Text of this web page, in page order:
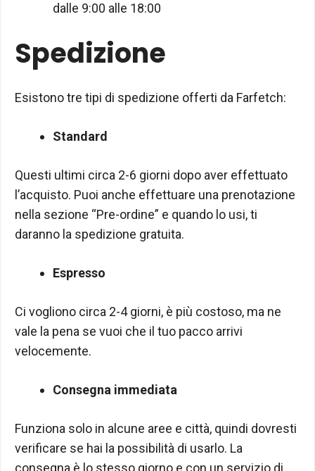
dalle 9:00 alle 18:00
Spedizione
Esistono tre tipi di spedizione offerti da Farfetch:
Standard
Questi ultimi circa 2-6 giorni dopo aver effettuato
l’acquisto. Puoi anche effettuare una prenotazione
nella sezione “Pre-ordine” e quando lo usi, ti
daranno la spedizione gratuita.
Espresso
Ci vogliono circa 2-4 giorni, è più costoso, ma ne
vale la pena se vuoi che il tuo pacco arrivi
velocemente.
Consegna immediata
Funziona solo in alcune aree e città, quindi dovresti
verificare se hai la possibilità di usarlo. La